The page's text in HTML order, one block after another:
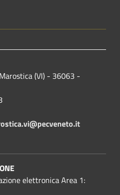
(VI) - 36063 -
vi@pecveneto.it
elettronica Area 1: